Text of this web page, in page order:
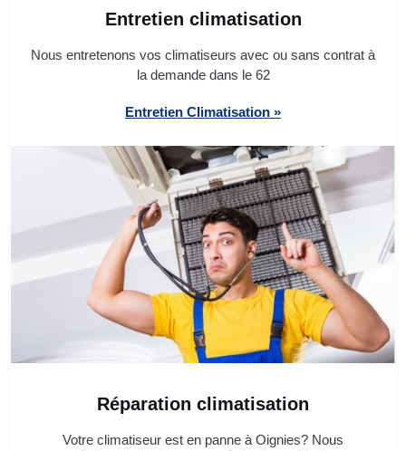
Entretien climatisation
Nous entretenons vos climatiseurs avec ou sans contrat à
la demande dans le 62
Entretien Climatisation »
Réparation climatisation
Votre climatiseur est en panne à Oignies? Nous